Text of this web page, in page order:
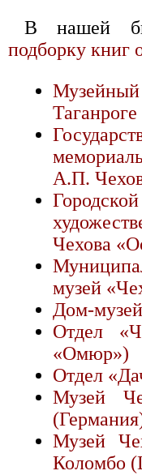
В нашей
подборку книг
Таганроге
А.П.
Чехова
музей
Дом-
Отдел
«Омюр»)
Отдел
Музей
Музей
Коломбо